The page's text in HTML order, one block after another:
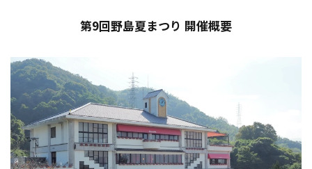
第9回野島夏まつり 開催概要